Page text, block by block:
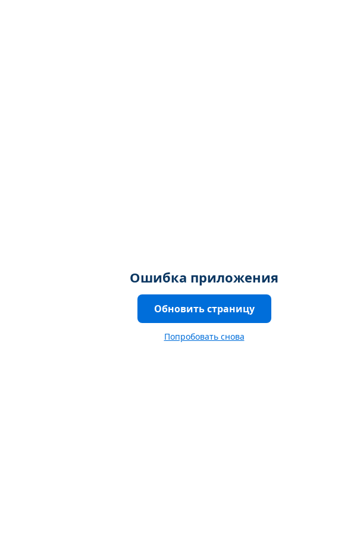
Ошибка приложения
Обновить страницу
Попробовать снова